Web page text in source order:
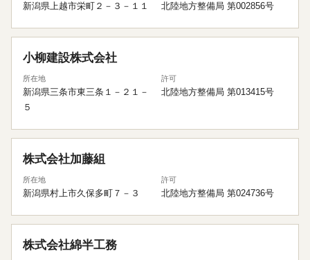
新潟県上越市栄町２－３－１１ 北陸地方整備局 第002856号
小柳建設株式会社
所在地
新潟県三条市東三条１－２１－
５
許可
北陸地方整備局 第013415号
株式会社加藤組
所在地
新潟県村上市久保多町７－３
許可
北陸地方整備局 第024736号
株式会社綿半工務